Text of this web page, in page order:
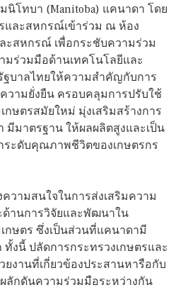
นิโทบา (Manitoba) แคนาดา โดย
และสหกรณ์เข้าร่วม ณ ห้อง
ะสหกรณ์ เพื่อกระชับความร่วม
มร่วมมือด้านเทคโนโลยีและ
ฐบาลไทยให้ความสำคัญกับการ
ามยั่งยืน ครอบคลุมการปรับใช้
กษตรสมัยใหม่ มุ่งเสริมสร้างการ
มาตรฐาน ให้ผลผลิตสูงและเป็น
ระดับคุณภาพชีวิตของเกษตรกร
วามสนใจในการส่งเสริมความ
ด้านการวิจัยและพัฒนาใน
กษตร ซึ่งเป็นส่วนที่แคนาดามี
งนี้ ปลัดการกระทรวงเกษตรและ
งานที่เกี่ยวข้องประสานหารือกับ
ลักดันความร่วมมือระหว่างกัน